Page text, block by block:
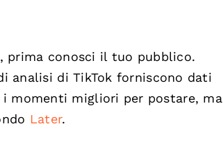
prima conosci il tuo pubblico.
analisi di TikTok forniscono dati
momenti migliori per postare, ma
Later.